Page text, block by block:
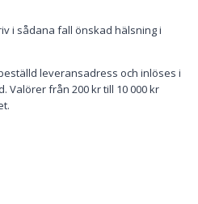
i sådana fall önskad hälsning i
leveransadress och inlöses i
från 200 kr till 10 000 kr